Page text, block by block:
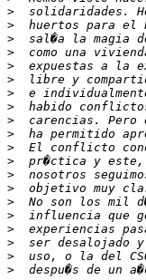
>
>
>
>
>
>
>
>
>
>
>
>
>
>
>
>
>
>
>
>